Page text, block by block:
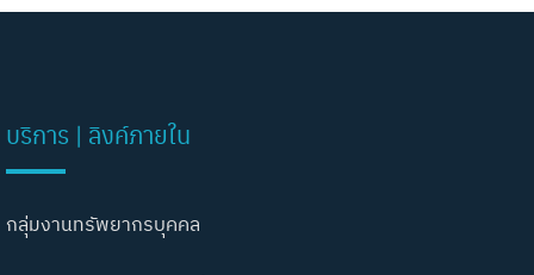
บริการ | ลิงค์ภายใน
กลุ่มงานทรัพยากรบุคคล